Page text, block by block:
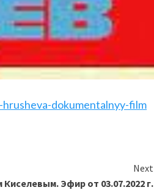
dokumentalnyy-film
Next
Эфир от 03.07.2022 г.